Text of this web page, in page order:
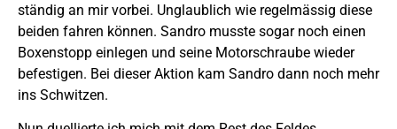
ständig an mir vorbei. Unglaublich wie regelmässig diese
beiden fahren können. Sandro musste sogar noch einen
Boxenstopp einlegen und seine Motorschraube wieder
befestigen. Bei dieser Aktion kam Sandro dann noch mehr
ins Schwitzen.